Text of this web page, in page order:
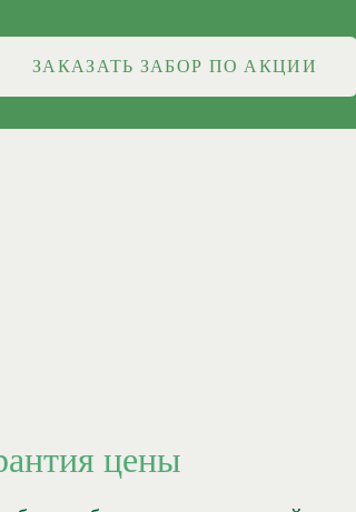
ЗАКАЗАТЬ ЗАБОР ПО АКЦИИ
цены